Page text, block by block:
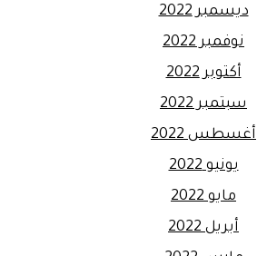
ديسمبر 2022
نوفمبر 2022
أكتوبر 2022
سبتمبر 2022
أغسطس 2022
يونيو 2022
مايو 2022
أبريل 2022